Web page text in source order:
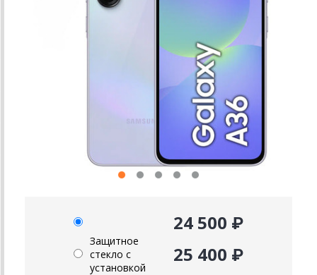
24 500 ₽
Защитное
стекло с
установкой
25 400 ₽